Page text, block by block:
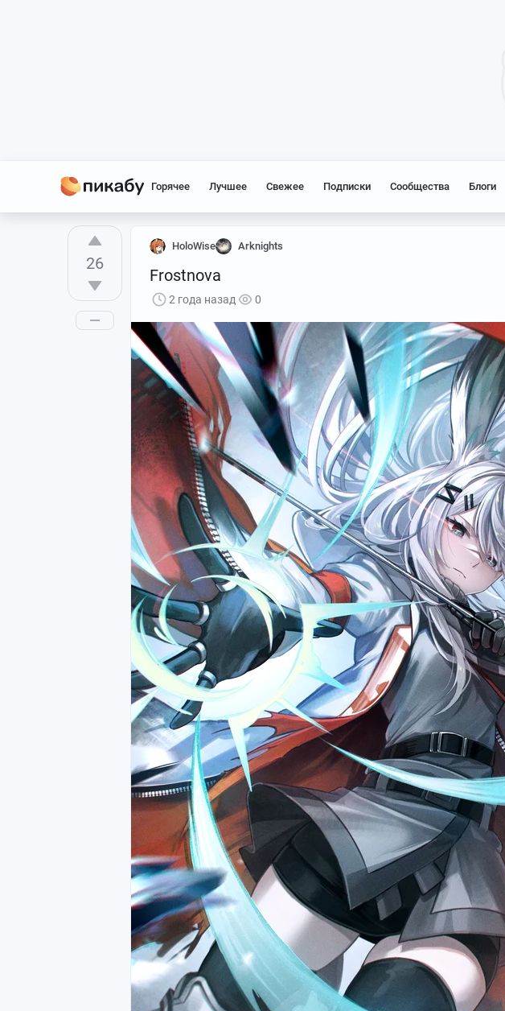
Горячее Лучшее Свежее Подписки Сообщества Блоги
26
HoloWise Arknights
Frostnova
2 года назад 0